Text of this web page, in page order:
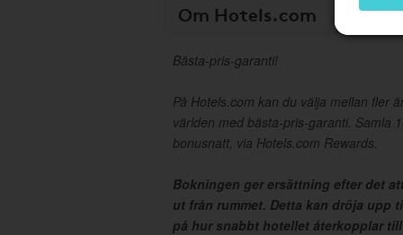
Om Hotels.com
Bästa-pris-garanti!
På Hotels.com kan du välja mellan fler
världen med bästa-pris-garanti. Samla
bonusnatt, via Hotels.com Rewards.
Bokningen ger ersättning efter det
ut från rummet. Detta kan dröja upp
på hur snabbt hotellet återkopplar